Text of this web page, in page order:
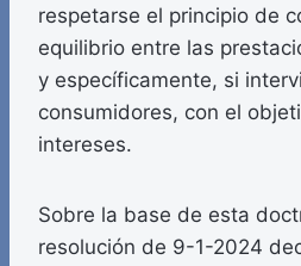
respetarse el principio de
equilibrio entre las
y específicamente, si
consumidores, con el
intereses.
Sobre la base de esta
resolución de 9-1-2024